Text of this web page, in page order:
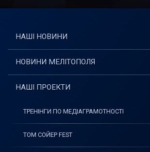
НАШІ НОВИНИ
НОВИНИ МЕЛІТОПОЛЯ
НАШІ ПРОЕКТИ
ТРЕНІНГИ ПО МЕДІАГРАМОТНОСТІ
ТОМ СОЙЕР FEST